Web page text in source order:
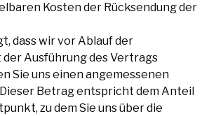
Kosten der Rücksendung der
dass wir vor Ablauf der
Ausführung des Vertrags
Sie uns einen angemessenen
Betrag entspricht dem Anteil
zu dem Sie uns über die